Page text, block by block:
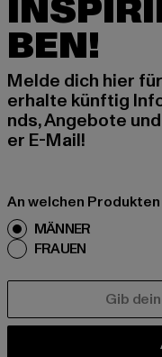
BEN!
Melde dich hier
erhalte künftig
nds, Angebote
er E-Mail!
An welchen
MÄNNER
FRAUEN